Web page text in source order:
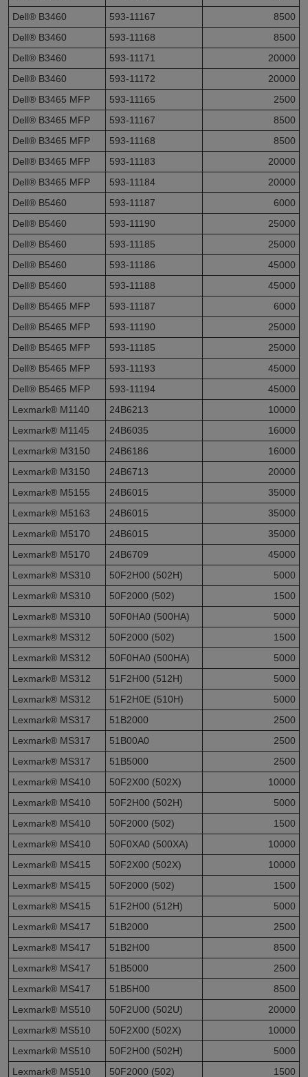
Dell® B3460
593-11167
8500
Dell® B3460
593-11168
8500
Dell® B3460
593-11171
20000
Dell® B3460
593-11172
20000
Dell® B3465 MFP
593-11165
2500
Dell® B3465 MFP
593-11167
8500
Dell® B3465 MFP
593-11168
8500
Dell® B3465 MFP
593-11183
20000
Dell® B3465 MFP
593-11184
20000
Dell® B5460
593-11187
6000
Dell® B5460
593-11190
25000
Dell® B5460
593-11185
25000
Dell® B5460
593-11186
45000
Dell® B5460
593-11188
45000
Dell® B5465 MFP
593-11187
6000
Dell® B5465 MFP
593-11190
25000
Dell® B5465 MFP
593-11185
25000
Dell® B5465 MFP
593-11193
45000
Dell® B5465 MFP
593-11194
45000
Lexmark® M1140
24B6213
10000
Lexmark® M1145
24B6035
16000
Lexmark® M3150
24B6186
16000
Lexmark® M3150
24B6713
20000
Lexmark® M5155
24B6015
35000
Lexmark® M5163
24B6015
35000
Lexmark® M5170
24B6015
35000
Lexmark® M5170
24B6709
45000
Lexmark® MS310
50F2H00 (502H)
5000
Lexmark® MS310
50F2000 (502)
1500
Lexmark® MS310
50F0HA0 (500HA)
5000
Lexmark® MS312
50F2000 (502)
1500
Lexmark® MS312
50F0HA0 (500HA)
5000
Lexmark® MS312
51F2H00 (512H)
5000
Lexmark® MS312
51F2H0E (510H)
5000
Lexmark® MS317
51B2000
2500
Lexmark® MS317
51B00A0
2500
Lexmark® MS317
51B5000
2500
Lexmark® MS410
50F2X00 (502X)
10000
Lexmark® MS410
50F2H00 (502H)
5000
Lexmark® MS410
50F2000 (502)
1500
Lexmark® MS410
50F0XA0 (500XA)
10000
Lexmark® MS415
50F2X00 (502X)
10000
Lexmark® MS415
50F2000 (502)
1500
Lexmark® MS415
51F2H00 (512H)
5000
Lexmark® MS417
51B2000
2500
Lexmark® MS417
51B2H00
8500
Lexmark® MS417
51B5000
2500
Lexmark® MS417
51B5H00
8500
Lexmark® MS510
50F2U00 (502U)
20000
Lexmark® MS510
50F2X00 (502X)
10000
Lexmark® MS510
50F2H00 (502H)
5000
Lexmark® MS510
50F2000 (502) 1500